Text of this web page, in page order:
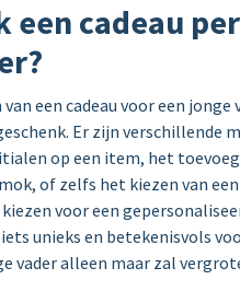
een cadeau
een cadeau voor een
Er zijn verschillende
op een item, het
of zelfs het kiezen van een
voor een
unieks en betekenisvols
vader alleen maar zal